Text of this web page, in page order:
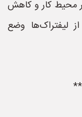
محیط کار و کاهش
لیفتراک‌ها وضع